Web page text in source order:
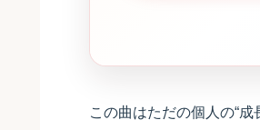
この曲はただの個人の“